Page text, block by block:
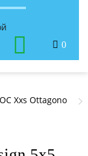
0
Xxs Ottagono